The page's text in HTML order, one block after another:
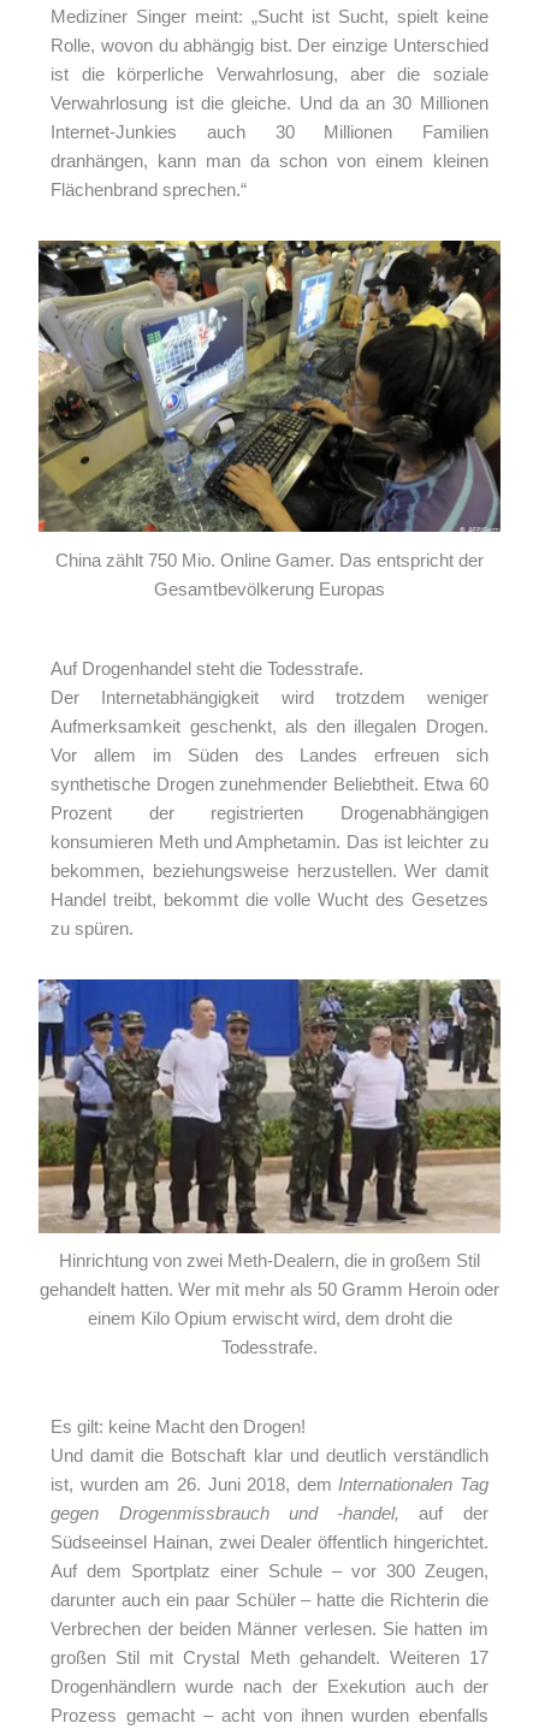
Mediziner Singer meint: „Sucht ist Sucht, spielt keine
Rolle, wovon du abhängig bist. Der einzige Unterschied
ist die körperliche Verwahrlosung, aber die soziale
Verwahrlosung ist die gleiche. Und da an 30 Millionen
Internet-Junkies auch 30 Millionen Familien
dranhängen, kann man da schon von einem kleinen
Flächenbrand sprechen.“
China zählt 750 Mio. Online Gamer. Das entspricht der
Gesamtbevölkerung Europas
Auf Drogenhandel steht die Todesstrafe.
Der Internetabhängigkeit wird trotzdem weniger
Aufmerksamkeit geschenkt, als den illegalen Drogen.
Vor allem im Süden des Landes erfreuen sich
synthetische Drogen zunehmender Beliebtheit. Etwa 60
Prozent der registrierten Drogenabhängigen
konsumieren Meth und Amphetamin. Das ist leichter zu
bekommen, beziehungsweise herzustellen. Wer damit
Handel treibt, bekommt die volle Wucht des Gesetzes
zu spüren.
Hinrichtung von zwei Meth-Dealern, die in großem Stil
gehandelt hatten. Wer mit mehr als 50 Gramm Heroin oder
einem Kilo Opium erwischt wird, dem droht die
Todesstrafe.
Es gilt: keine Macht den Drogen!
Und damit die Botschaft klar und deutlich verständlich
ist, wurden am 26. Juni 2018, dem Internationalen Tag
gegen Drogenmissbrauch und -handel, auf der
Südseeinsel Hainan, zwei Dealer öffentlich hingerichtet.
Auf dem Sportplatz einer Schule – vor 300 Zeugen,
darunter auch ein paar Schüler – hatte die Richterin die
Verbrechen der beiden Männer verlesen. Sie hatten im
großen Stil mit Crystal Meth gehandelt. Weiteren 17
Drogenhändlern wurde nach der Exekution auch der
Prozess gemacht – acht von ihnen wurden ebenfalls